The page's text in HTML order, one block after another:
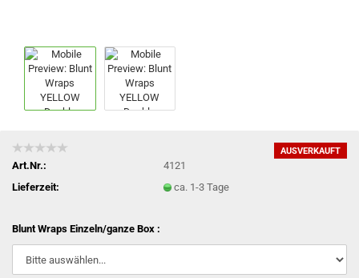
AUSVERKAUFT
Art.Nr.:
4121
Lieferzeit:
ca. 1-3 Tage
Blunt Wraps Einzeln/ganze Box :